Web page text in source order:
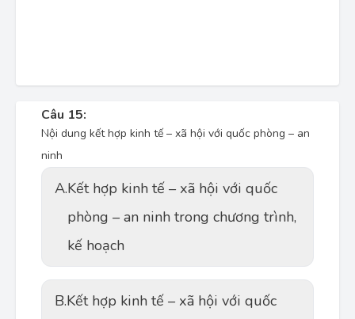
Câu 15:
Nội dung kết hợp kinh tế – xã hội với quốc phòng – an
ninh
A.Kết hợp kinh tế – xã hội với quốc
phòng – an ninh trong chương trình,
kế hoạch
B.Kết hợp kinh tế – xã hội với quốc